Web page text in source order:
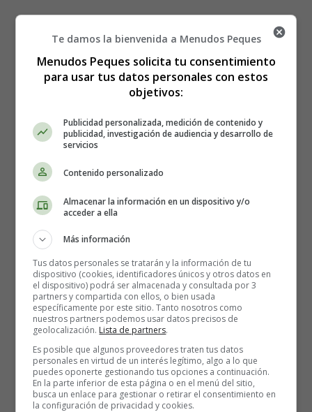
Colorear Dibujos
Bíblicos 25
Lámina para imprimir y
colorear dibujos bíblicos.
Para imprimir la lámina de colorear, es mejor guardarla
Te damos la bienvenida a Menudos Peques
Menudos Peques solicita tu consentimiento
para usar tus datos personales con estos
objetivos:
Publicidad personalizada, medición de contenido y
publicidad, investigación de audiencia y desarrollo de
servicios
Contenido personalizado
Almacenar la información en un dispositivo y/o
acceder a ella
Más información
Tus datos personales se tratarán y la información de tu
dispositivo (cookies, identificadores únicos y otros datos en
el dispositivo) podrá ser almacenada y consultada por 3
partners y compartida con ellos, o bien usada
específicamente por este sitio. Tanto nosotros como
nuestros partners podemos usar datos precisos de
geolocalización. Lista de partners.
Es posible que algunos proveedores traten tus datos
personales en virtud de un interés legítimo, algo a lo que
puedes oponerte gestionando tus opciones a continuación.
En la parte inferior de esta página o en el menú del sitio,
busca un enlace para gestionar o retirar el consentimiento en
la configuración de privacidad y cookies.